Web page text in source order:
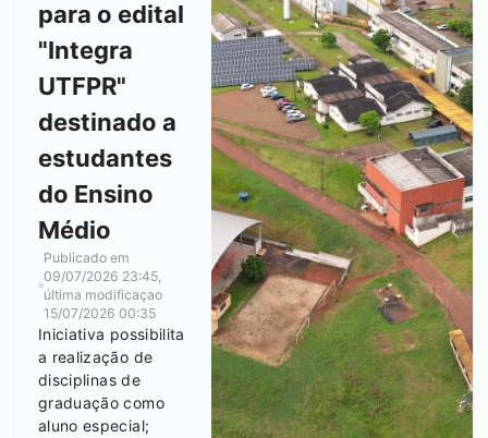
para o edital
"Integra
UTFPR"
destinado a
estudantes
do Ensino
Médio
Publicado em
09/07/2026 23:45,
última modificaçao
15/07/2026 00:35
Iniciativa possibilita
a realização de
disciplinas de
graduação como
aluno especial;